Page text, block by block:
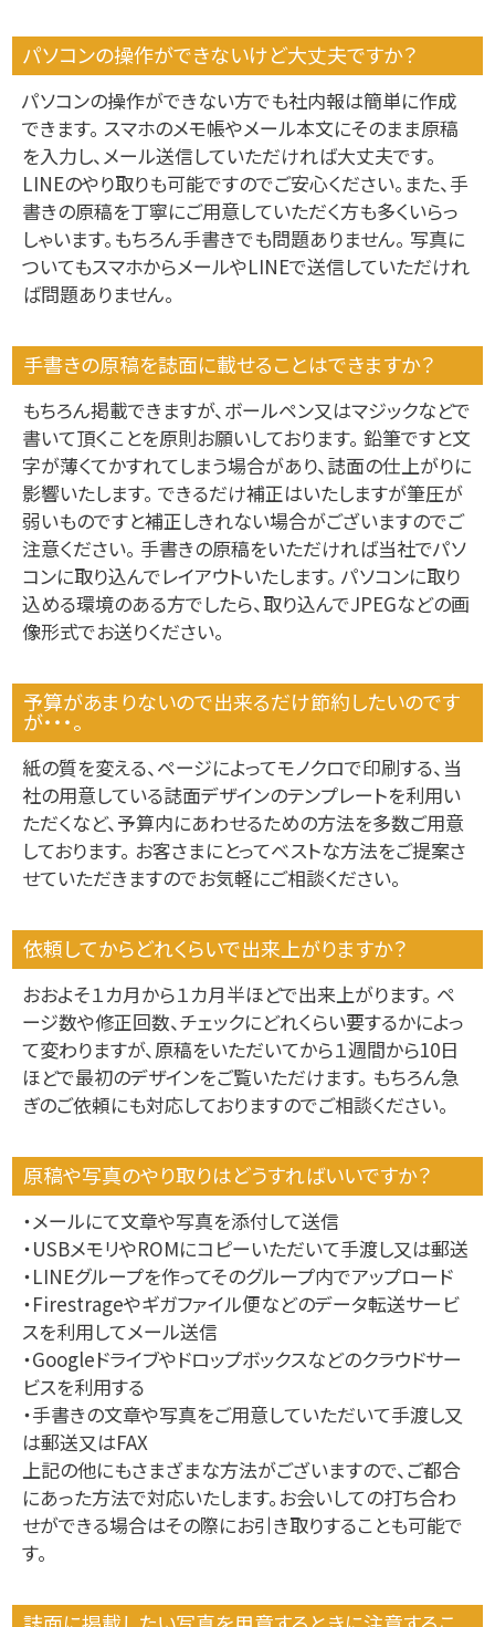
パソコンの操作ができないけど大丈夫ですか？
パソコンの操作ができない方でも社内報は簡単に作成
できます。 スマホのメモ帳やメール本文にそのまま原稿
を入力し、メール送信していただければ大丈夫です。
LINEのやり取りも可能ですのでご安心ください。また、手
書きの原稿を丁寧にご用意していただく方も多くいらっ
しゃいます。もちろん手書きでも問題ありません。 写真に
ついてもスマホからメールやLINEで送信していただけれ
ば問題ありません。
手書きの原稿を誌面に載せることはできますか？
もちろん掲載できますが、ボールペン又はマジックなどで
書いて頂くことを原則お願いしております。 鉛筆ですと文
字が薄くてかすれてしまう場合があり、誌面の仕上がりに
影響いたします。 できるだけ補正はいたしますが筆圧が
弱いものですと補正しきれない場合がございますのでご
注意ください。 手書きの原稿をいただければ当社でパソ
コンに取り込んでレイアウトいたします。 パソコンに取り
込める環境のある方でしたら、取り込んでJPEGなどの画
像形式でお送りください。
予算があまりないので出来るだけ節約したいのです
が・・・。
紙の質を変える、ページによってモノクロで印刷する、当
社の用意している誌面デザインのテンプレートを利用い
ただくなど、予算内にあわせるための方法を多数ご用意
しております。 お客さまにとってベストな方法をご提案さ
せていただきますのでお気軽にご相談ください。
依頼してからどれくらいで出来上がりますか？
おおよそ１カ月から１カ月半ほどで出来上がります。 ペ
ージ数や修正回数、チェックにどれくらい要するかによっ
て変わりますが、原稿をいただいてから１週間から10日
ほどで最初のデザインをご覧いただけます。 もちろん急
ぎのご依頼にも対応しておりますのでご相談ください。
原稿や写真のやり取りはどうすればいいですか？
・メールにて文章や写真を添付して送信
・USBメモリやROMにコピーいただいて手渡し又は郵送
・LINEグループを作ってそのグループ内でアップロード
・Firestrageやギガファイル便などのデータ転送サービ
スを利用してメール送信
・Googleドライブやドロップボックスなどのクラウドサー
ビスを利用する
・手書きの文章や写真をご用意していただいて手渡し又
は郵送又はFAX
上記の他にもさまざまな方法がございますので、ご都合
にあった方法で対応いたします。お会いしての打ち合わ
せができる場合はその際にお引き取りすることも可能で
す。